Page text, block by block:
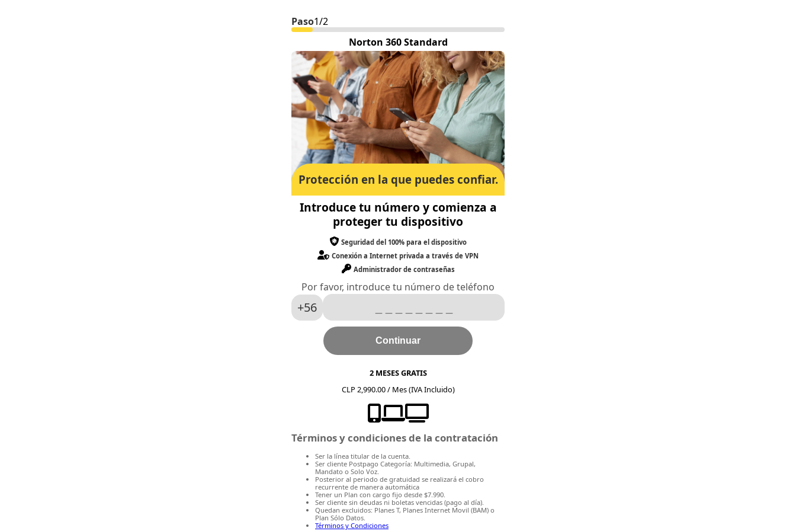
Paso1/2
Norton 360 Standard
Protección en la que puedes confiar.
Introduce tu número y comienza a
proteger tu dispositivo
Seguridad del 100% para el dispositivo
Conexión a Internet privada a través de VPN
Administrador de contraseñas
Por favor, introduce tu número de teléfono
+56
Continuar
2 MESES GRATIS
CLP 2,990.00 / Mes (IVA Incluido)
Términos y condiciones de la contratación
Ser la línea titular de la cuenta.
Ser cliente Postpago Categoría: Multimedia, Grupal,
Mandato o Solo Voz.
Posterior al periodo de gratuidad se realizará el cobro
recurrente de manera automática
Tener un Plan con cargo fijo desde $7.990.
Ser cliente sin deudas ni boletas vencidas (pago al día).
Quedan excluidos: Planes T, Planes Internet Movil (BAM) o
Plan Sólo Datos.
Términos y Condiciones